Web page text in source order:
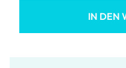
IN DEN